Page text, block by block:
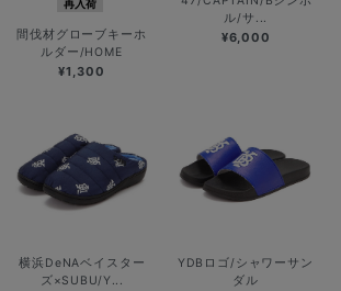
再入荷
間伐材グローブキーホ
ルダー/HOME
¥1,300
ル/サ...
¥6,000
横浜DeNAベイスター
ズ×SUBU/Y...
YDBロゴ/シャワーサン
ダル